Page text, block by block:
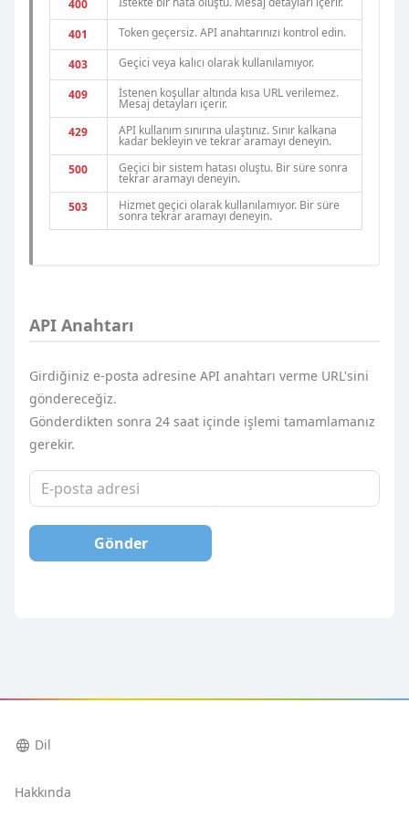
400
401 Token geçersiz. API anahtarınızı kontrol edin.
403 Geçici veya kalıcı olarak kullanılamıyor.
409 İstenen koşullar altında kısa URL verilemez.
Mesaj detayları içerir.
429
API kullanım sınırına ulaştınız. Sınır kalkana
kadar bekleyin ve tekrar aramayı deneyin.
500
Geçici bir sistem hatası oluştu. Bir süre sonra
tekrar aramayı deneyin.
503
Hizmet geçici olarak kullanılamıyor. Bir süre
sonra tekrar aramayı deneyin.
API Anahtarı
Girdiğiniz e-posta adresine API anahtarı verme URL'sini
göndereceğiz.
Gönderdikten sonra 24 saat içinde işlemi tamamlamanız
gerekir.
Gönder
language Dil
Hakkında